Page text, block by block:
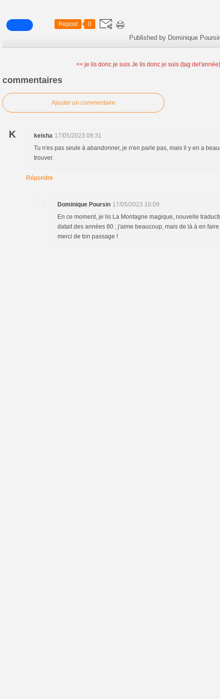
Repost 0
Published by Dominique
<< je lis donc je suis Je lis donc je suis (tag
commentaires
Ajouter un commentaire
K keisha 17/05/2023 08:31
Tu n'es pas seule à abandonner, je n'en parle pas, mais il y en a
trouver.
Répondre
Dominique Poursin 17/05/2023 10:09
En ce moment, je lis La Montagne magique, nouvelle
datait des années 80 ; j'aime beaucoup, mais de là à en
merci de ton passage !